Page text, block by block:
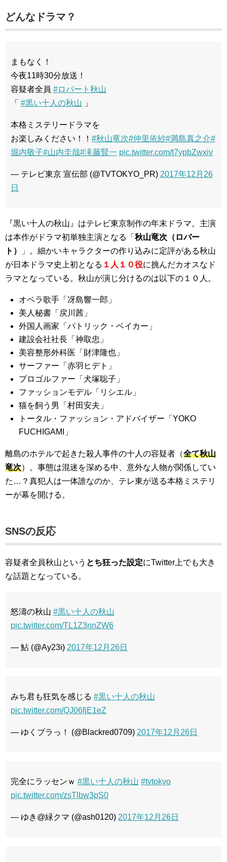
どんなドラマ？
まもなく！
今夜11時30分放送！
容疑者全員 #ロバート秋山
「 #黒い十人の秋山 」
本格ミステリードラマを
お楽しみください！！ #秋山竜次#仲里依紗#満島真之介#
堀内敬子#山内圭哉#滝藤賢一 pic.twitter.com/t7ypbZwxiv
— テレビ東京 宣伝部 (@TVTOKYO_PR) 2017年12月26
日
『黒い十人の秋山』はテレビ東京制作の年末ドラマ。主演
は本作がドラマ初単独主演となる「 秋山竜次（ロバー
ト）
」。細かいキャラクターの作り込みに定評がある秋山
が日本ドラマ史上初となる １人１０役に挑んだカオスなド
ラマとなっている。秋山が演じ分けるのは以下の１０人。
オペラ歌手「冴島響一郎」
美人秘書「戻川茜」
外国人画家「パトリック・ベイカー」
建設会社社長「神取忠」
美容整形外科医「財津隆也」
サーファー「赤羽ヒデト」
プロゴルファー「犬塚聡子」
ファッションモデル「リシエル」
猫を飼う男「村田安夫」
トータル・ファッション・アドバイザー「YOKO
FUCHIGAMI」
離島のホテルで起きた殺人事件の十人の容疑者（全て秋山
竜次）。事態は混迷を深める中、意外な人物が関係してい
た…？真犯人は一体誰なのか、テレ東が送る本格ミステリ
ーが幕を開ける。
SNSの反応
容疑者全員秋山という とち狂った設定にTwitter上でも大き
な話題となっている。
怒濤の秋山 #黒い十人の秋山
pic.twitter.com/TL1Z3nnZW6
— 鮎 (@Ay23i) 2017年12月26日
みち君も狂気を感じる #黒い十人の秋山
pic.twitter.com/QJ06fjE1eZ
— ゆくブラっ！ (@Blackred0709) 2017年12月26日
完全にラッセンｗ #黒い十人の秋山 #tvtokyo
pic.twitter.com/zsTlbw3pS0
— ゆき@緑クマ (@ash0120) 2017年12月26日